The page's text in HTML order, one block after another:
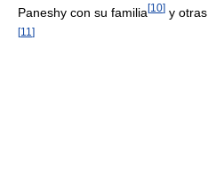
Paneshy con su familia[10] y
[11 ]